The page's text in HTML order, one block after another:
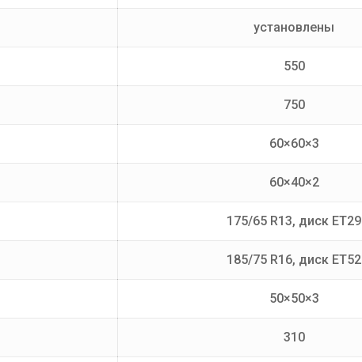
установлены
550
750
60×60×3
60×40×2
175/65 R13, диск ET29
185/75 R16, диск ET52
50×50×3
310